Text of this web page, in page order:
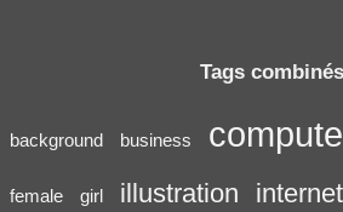
Tags combinés
background business
female girl illustration internet